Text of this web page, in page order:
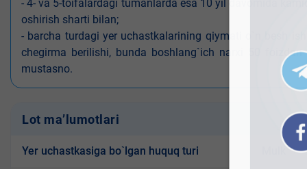
- 4- va 5-toifalardagi tumanlarda esa 10 yil davomida
oshirish sharti bilan;
- barcha turdagi yer uchastkalarining qiymati o`n besh
chegirma berilishi, bunda boshlang`ich narxi 50
mustasno.
Lot ma’lumotlari
Yer uchastkasiga bo`lgan huquq turi